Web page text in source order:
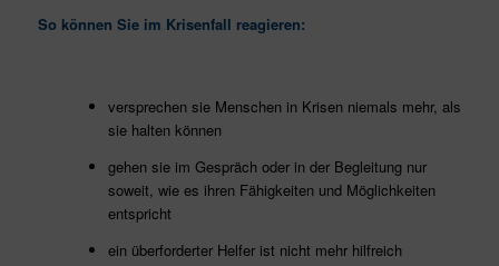
So können Sie im Krisenfall reagieren:
versprechen sie Menschen in Krisen niemals mehr, als
sie halten können
gehen sie im Gespräch oder in der Begleitung nur
soweit, wie es ihren Fähigkeiten und Möglichkeiten
entspricht
ein überforderter Helfer ist nicht mehr hilfreich